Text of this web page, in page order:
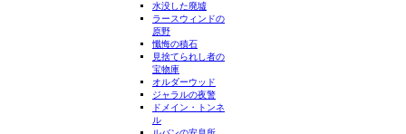
水没した廃墟
ラースウィンドの
原野
懺悔の積石
見捨てられし者の
宝物庫
オルダーウッド
ジャラルの夜警
ドメイン・トンネ
ル